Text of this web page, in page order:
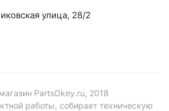
улица, 28/2
PartsOkey.ru, 2018
работы, собирает техническую